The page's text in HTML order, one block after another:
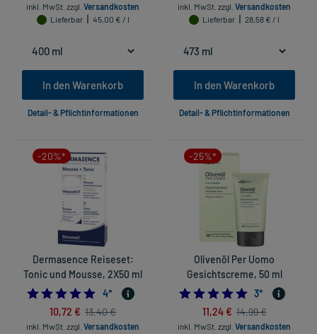
inkl. MwSt. zzgl. Versandkosten
Lieferbar
45,00 € / l
In den Warenkorb
Detail- & Pflichtinformationen
inkl. MwSt. zzgl. Versandkosten
Lieferbar
28,58 € / l
In den Warenkorb
Detail- & Pflichtinformationen
-20%*
Dermasence Reiseset:
Tonic und Mousse, 2X50 ml
5.0
4*
10,72 € 13,40 €
inkl. MwSt. zzgl. Versandkosten
-25%*
Olivenöl Per Uomo
Gesichtscreme, 50 ml
5.0
3*
11,24 € 14,99 €
inkl. MwSt. zzgl. Versandkosten